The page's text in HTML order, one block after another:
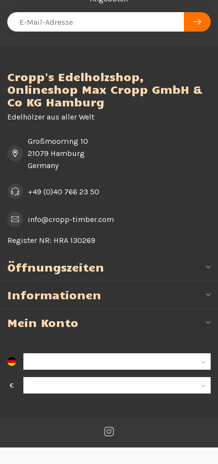
Cropp's Edelholzshop,
Onlineshop Max Cropp GmbH &
Co KG Hamburg
Edelhölzer aus aller Welt
Großmoorring 10
21079 Hamburg
Germany
+49 (0)40 766 23 50
info@cropp-timber.com
Register NR: HRA 130269
Öffnungszeiten
Informationen
Mein Konto
€